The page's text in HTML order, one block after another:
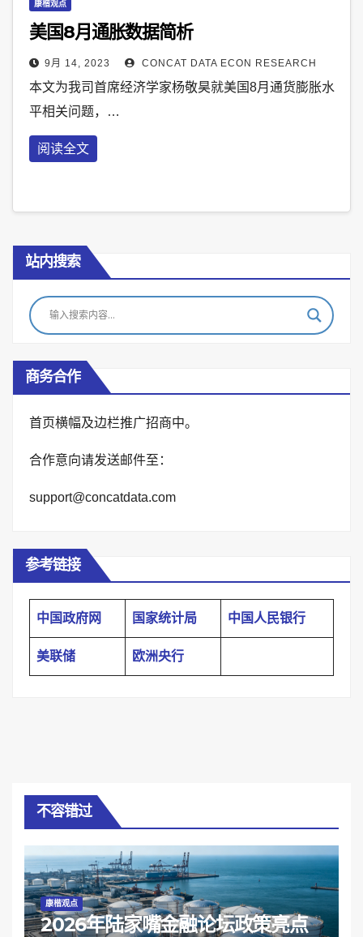
康楷观点
美国8月通胀数据简析
9月 14, 2023 CONCAT DATA ECON RESEARCH
本文为我司首席经济学家杨敬昊就美国8月通货膨胀水
平相关问题，…
阅读全文
站内搜索
商务合作
首页横幅及边栏推广招商中。
合作意向请发送邮件至：
support@concatdata.com
参考链接
中国政府网 国家统计局 中国人民银行
美联储 欧洲央行
不容错过
康楷观点
2026年陆家嘴金融论坛政策亮点